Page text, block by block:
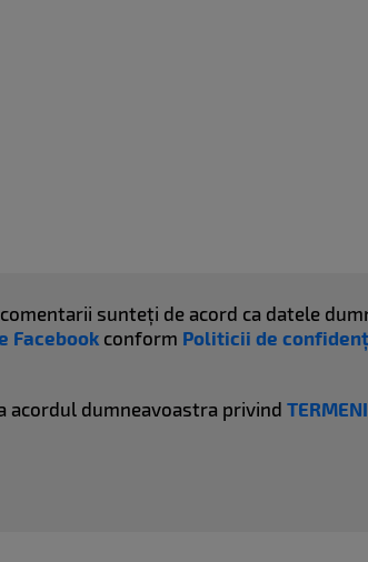
sunteți de acord ca datele
Facebook conform Politicii de
acordul dumneavoastra privind